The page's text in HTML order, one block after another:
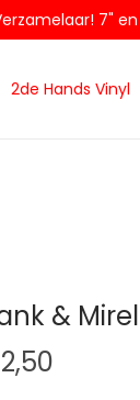
7"
2de Hands Vinyl
&
2,50